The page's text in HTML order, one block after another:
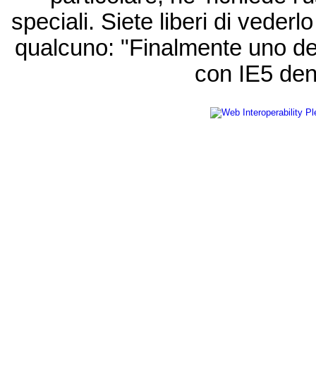
speciali. Siete liberi di
qualcuno: "Finalmente uno
con IE5